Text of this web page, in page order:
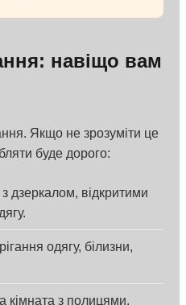
навіщо вам
Якщо не зрозуміти це
буде дорого:
дзеркалом, відкритими
одягу, білизни,
кімната з полицями,